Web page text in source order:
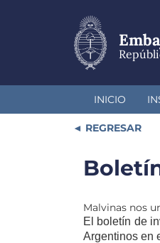
INICIO
REGRESAR
Malvinas nos
El boletín de
Argentinos en